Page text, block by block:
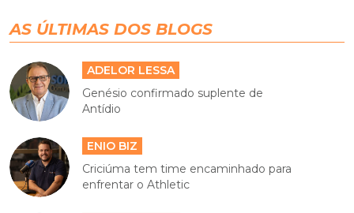
AS ÚLTIMAS DOS BLOGS
ADELOR LESSA
Genésio confirmado suplente de
Antídio
ENIO BIZ
Criciúma tem time encaminhado para
enfrentar o Athletic